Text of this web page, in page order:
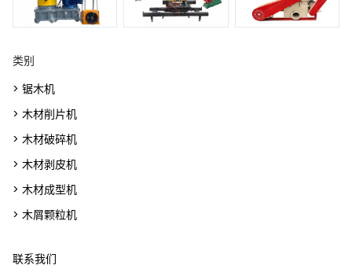
类别
> 锯木机
> 木材削片机
> 木材破碎机
> 木材剥皮机
> 木材成型机
> 木屑颗粒机
联系我们